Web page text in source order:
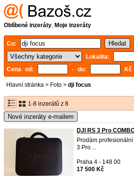
Oblíbené inzeráty, Moje inzeráty
Co:
Lokalita:
Cena od:
- do: Kč
Hlavní stránka > Foto > dji focus
1-8 inzerátů z 8
Nové inzeráty e-mailem
DJI RS 3 Pro
Prodám
3 Pro ...
Praha 4 - 148 00
17 500 Kč